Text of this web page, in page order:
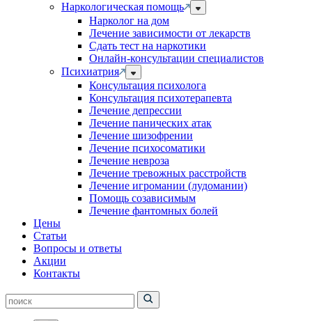
Наркологическая помощь
Нарколог на дом
Лечение зависимости от лекарств
Сдать тест на наркотики
Онлайн-консультации специалистов
Психиатрия
Консультация психолога
Консультация психотерапевта
Лечение депрессии
Лечение панических атак
Лечение шизофрении
Лечение психосоматики
Лечение невроза
Лечение тревожных расстройств
Лечение игромании (лудомании)
Помощь созависимым
Лечение фантомных болей
Цены
Статьи
Вопросы и ответы
Акции
Контакты